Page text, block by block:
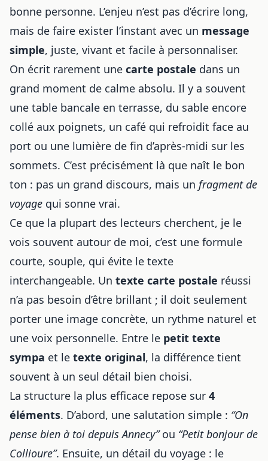
bonne personne. L’enjeu n’est pas d’écrire long,
mais de faire exister l’instant avec un message
simple, juste, vivant et facile à personnaliser.
On écrit rarement une carte postale dans un
grand moment de calme absolu. Il y a souvent
une table bancale en terrasse, du sable encore
collé aux poignets, un café qui refroidit face au
port ou une lumière de fin d’après-midi sur les
sommets. C’est précisément là que naît le bon
ton : pas un grand discours, mais un fragment de
voyage qui sonne vrai.
Ce que la plupart des lecteurs cherchent, je le
vois souvent autour de moi, c’est une formule
courte, souple, qui évite le texte
interchangeable. Un texte carte postale réussi
n’a pas besoin d’être brillant ; il doit seulement
porter une image concrète, un rythme naturel et
une voix personnelle. Entre le petit texte
sympa et le texte original, la différence tient
souvent à un seul détail bien choisi.
La structure la plus efficace repose sur 4
éléments. D’abord, une salutation simple : “On
pense bien à toi depuis Annecy”ou “Petit bonjour de
Collioure”. Ensuite, un détail du voyage : le